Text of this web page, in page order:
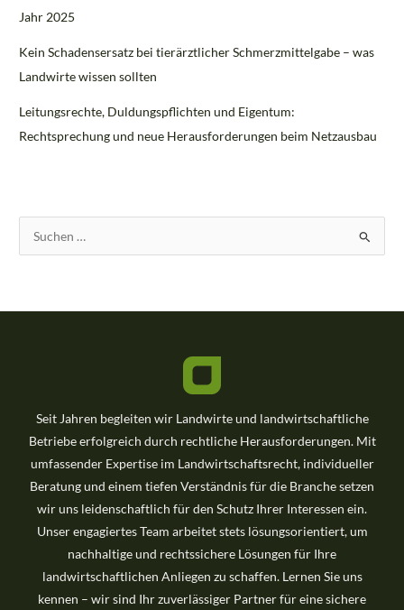
Jahr 2025
Kein Schadensersatz bei tierärztlicher Schmerzmittelgabe – was
Landwirte wissen sollten
Leitungsrechte, Duldungspflichten und Eigentum:
Rechtsprechung und neue Herausforderungen beim Netzausbau
u
Seit Jahren begleiten wir Landwirte und landwirtschaftliche
Betriebe erfolgreich durch rechtliche Herausforderungen. Mit
umfassender Expertise im Landwirtschaftsrecht, individueller
Beratung und einem tiefen Verständnis für die Branche setzen
wir uns leidenschaftlich für den Schutz Ihrer Interessen ein.
Unser engagiertes Team arbeitet stets lösungsorientiert, um
nachhaltige und rechtssichere Lösungen für Ihre
landwirtschaftlichen Anliegen zu schaffen. Lernen Sie uns
kennen – wir sind Ihr zuverlässiger Partner für eine sichere